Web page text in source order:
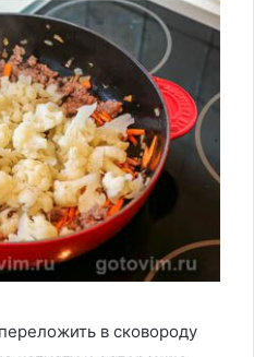
в сковороду